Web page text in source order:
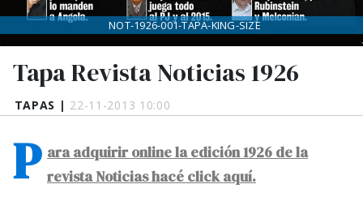
TAPAS | 22-11-2013 10:00
Tapa Revista Noticias 1926
NOT-1926-001-TAPA-KING-SIZE
P ara adquirir online la edición 1926 de la
revista Noticias hacé click aquí.